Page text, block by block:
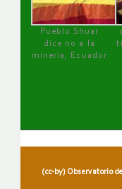
Pueblo Shuar
dice no a la
minería, Ecuador
(cc-by) Observatorio